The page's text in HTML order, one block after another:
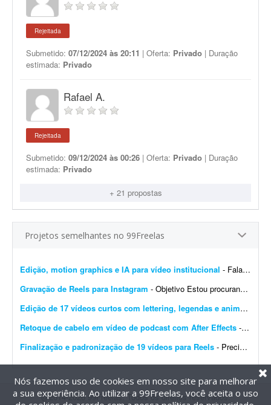
Rejeitada
Submetido: 07/12/2024 às 20:11 | Oferta: Privado | Duração
estimada: Privado
Rafael A.
Rejeitada
Submetido: 09/12/2024 às 00:26 | Oferta: Privado | Duração
estimada: Privado
+ 21 propostas
Projetos semelhantes no 99Freelas
Edição, motion graphics e IA para vídeo institucional - Fala, pessoal! A Raja Hidráulicos está com um projeto legal de vídeo institucional e precisamos de alguém que dê conta de umas 3 frentes: - Trechos feitos com IA ...
Gravação de Reels para Instagram - Objetivo Estou procurando um(a) criador(a) de conteúdo para gravar um vídeo em formato Reels (estilo UGC), que será utilizado como anúncio patrocinado no Instagram. O ...
Edição de 17 vídeos curtos com lettering, legendas e animações
Retoque de cabelo em vídeo de podcast com After Effects - Preciso corrigir uma entrada de cabelo (calvície) em um vídeo de podcast. O vídeo tem 55 minutos. A câmera é fixa e a entrada aparece sempre do lado esquerdo da t...
Finalização e padronização de 19 vídeos para Reels - Precisamos de um freelancer para realizar a pós-produção de 19 vídeos curtos, gravados para serem combinados posteriormente na criação de diferentes criati...
@2014-2026 99Freelas. Todos os direitos reservados.
Nós fazemos uso de cookies em nosso site para melhorar
a sua experiência. Ao utilizar a 99Freelas, você aceita o uso